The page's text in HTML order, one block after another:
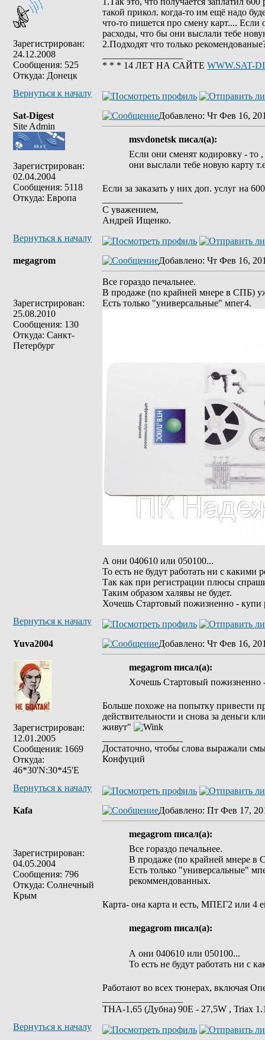
Зарегистрирован:
24.12.2008
Сообщения: 525
Откуда: Донецк
такой прикол. когда-то им ещё надо
что-то пишется про смену карт.... Если
расходы, что бы они выслали тебе
2.Подходят что только
* * * 14 ЛЕТ НА САЙТЕ WWW.SAT-
Вернуться к началу
Sat-Digest
Site Admin
Зарегистрирован:
02.04.2004
Сообщения: 5118
Откуда: Европа
Добавлено: Чт Фев 16,
msvdonetsk писал(а):
Если они сменят кодировку - то
они выслали тебе новую карту
Если за заказать у них доп. услуг на
С уважением,
Андрей Ищенко.
Вернуться к началу
megagrom
Зарегистрирован:
25.08.2010
Сообщения: 130
Откуда: Санкт-
Петербург
Добавлено: Чт Фев 16,
Все гораздо печальнее.
В продаже (по крайней мнере в СПБ)
Есть только "универсальные" мпег4.
А они 040610 или 050100...
То есть не будут работать ни с
Так как при регистрации плюсы
Таким образом халявы не будет.
Хочешь Стартовый пожизненно - купи
Вернуться к началу
Yuva2004
Зарегистрирован:
12.01.2005
Сообщения: 1669
Откуда:
46*30'N:30*45'E
Добавлено: Чт Фев 16,
megagrom писал(а):
Xочешь Стартовый пожизненно
Больше похоже на попытку привести
действительности и снова за деньги
живут"
Достаточно, чтобы слова выражали
Конфуций
Вернуться к началу
Kafa
Зарегистрирован:
04.05.2004
Сообщения: 796
Откуда: Солнечный
Крым
Добавлено: Пт Фев 17,
megagrom писал(а):
Все гораздо печальнее.
В продаже (по крайней мнере в
Есть только "универсальные"
рекоммендованных.
Карта- она карта и есть, МПЕГ2 или 4
megagrom писал(а):
А они 040610 или 050100...
То есть не будут работать ни с
Работают во всех тюнерах, включая
ТНА-1,65 (Дубна) 90Е - 27,5W , Triax
Вернуться к началу